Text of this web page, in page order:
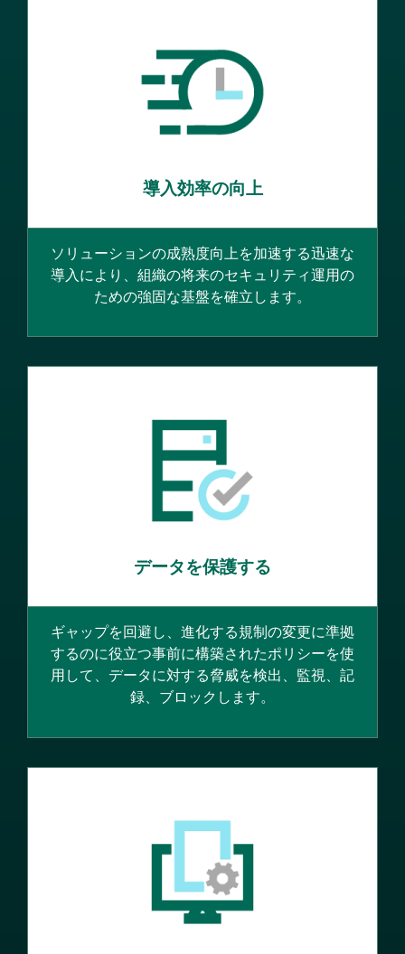
導入効率の向上
ソリューションの成熟度向上を加速する迅速な
導入により、組織の将来のセキュリティ運用の
ための強固な基盤を確立します。
データを保護する
ギャップを回避し、進化する規制の変更に準拠
するのに役立つ事前に構築されたポリシーを使
用して、データに対する脅威を検出、監視、記
録、ブロックします。